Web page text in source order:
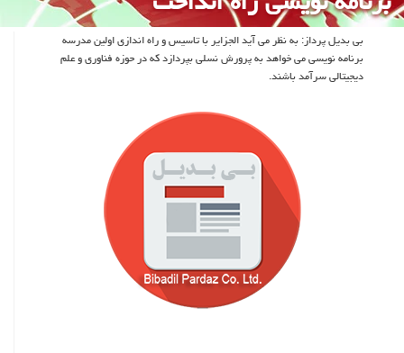
بی بدیل پرداز: به نظر می آید الجزایر با تاسیس و راه اندازی اولین مدرسه
برنامه نویسی می خواهد به پرورش نسلی بپردازد كه در حوزه فناوری و علم
دیجیتالی سرآمد باشند.